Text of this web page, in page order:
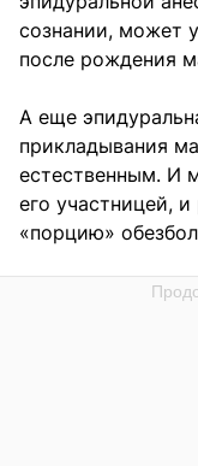
сознании, может
после рождения
А еще
прикладывания
естественным. И
его участницей,
«порцию»